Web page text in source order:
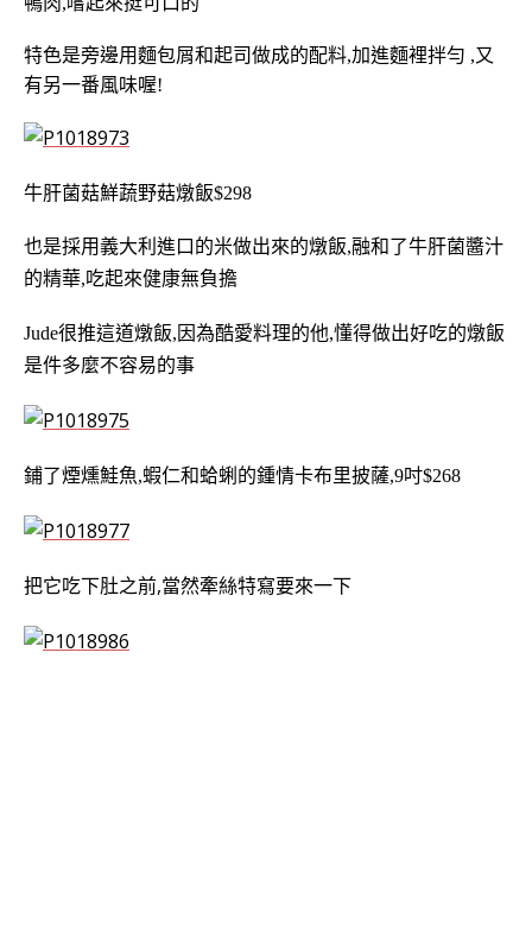
特色是旁邊用麵包屑和起司做成的配料,加進麵裡拌勻 ,又
有另一番風味喔!
牛肝菌菇鮮蔬野菇燉飯$298
也是採用義大利進口的米做出來的燉飯,融和了牛肝菌醬汁
的精華,吃起來健康無負擔
Jude很推這道燉飯,因為酷愛料理的他,懂得做出好吃的燉飯
是件多麼不容易的事
鋪了煙燻鮭魚,蝦仁和蛤蜊的鍾情卡布里披薩,9吋$268
把它吃下肚之前,當然牽絲特寫要來一下